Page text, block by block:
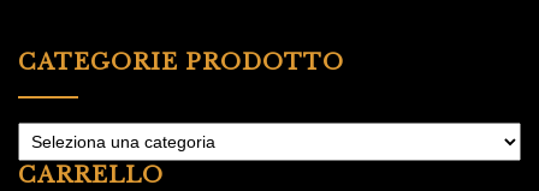
CATEGORIE PRODOTTO
CARRELLO